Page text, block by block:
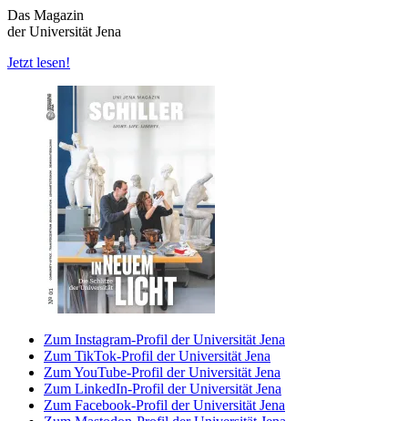
Das Magazin
der Universität Jena
Jetzt lesen!
Zum Instagram-Profil der Universität Jena
Zum TikTok-Profil der Universität Jena
Zum YouTube-Profil der Universität Jena
Zum LinkedIn-Profil der Universität Jena
Zum Facebook-Profil der Universität Jena